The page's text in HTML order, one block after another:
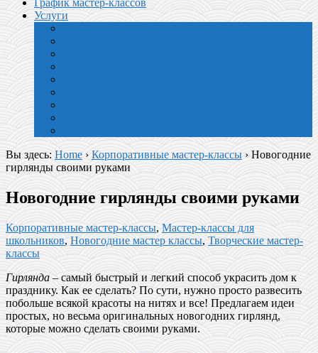
График мастер-классов
Услуги
Вы здесь: Home›Корпоративные мастер-классы ›Новогодние
гирлянды своими руками
Новогодние гирлянды своими руками
Корпоративные мастер-классы,Мастер-классы для
школьников,Новогодние мастер классы,Творческие мастер-
классы
Гирлянда –самый быстрый и легкий способ украсить дом к
празднику. Как ее сделать? По сути, нужно просто развесить
побольше всякой красоты на нитях и все! Предлагаем идеи
простых, но весьма оригинальных новогодних гирлянд,
которые можно сделать своими руками.